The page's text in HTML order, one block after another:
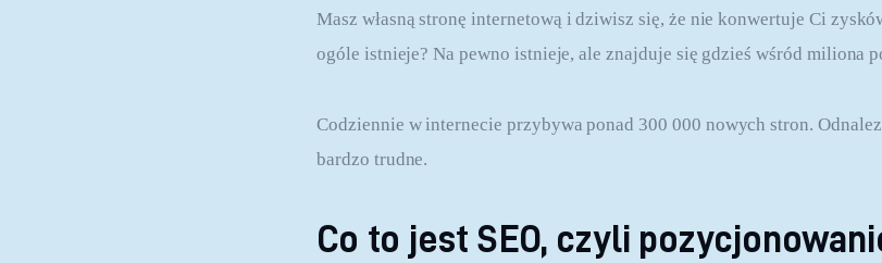
Masz własną stronę internetową i dziwisz się, że nie konwertuje Ci
ogóle istnieje? Na pewno istnieje, ale znajduje się gdzieś wśród miliona
Codziennie w internecie przybywa ponad 300 000 nowych stron.
bardzo trudne.
Co to jest SEO, czyli